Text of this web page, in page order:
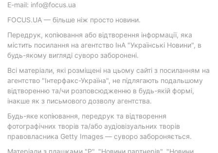
E-mail: info@focus.ua
FOCUS.UA — більше ніж просто новини.
Передрук, копіювання або відтворення інформації, яка
містить посилання на агентство ІнА "Українські Новини", в
будь-якому вигляді суворо заборонені.
Всі матеріали, які розміщені на цьому сайті з посиланням на
агентство "Інтерфакс-Україна", не підлягають подальшому
відтворенню та/чи розповсюдженню в будь-якій формі,
інакше як з письмового дозволу агентства.
Будь-яке копіювання, передрук та відтворення
фотографічних творів та/або аудіовізуальних творів
правовласника Getty Images — суворо забороняється.
Матеріали з плашками "Р", "Новини партнерів", "Новини